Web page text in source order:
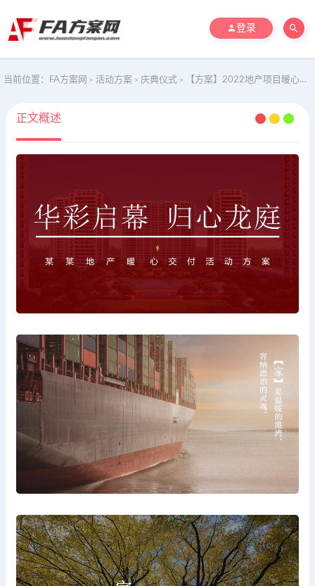
登录
当前位置： FA方案网 > 活动方案 > 庆典仪式 > 【方案】2022地产项目暖心交付（华彩启幕 归心龙庭主题）活动策划方案-53P
正文概述